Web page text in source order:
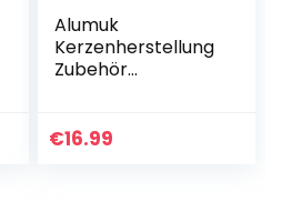
Alumuk
Kerzenherstellung
Zubehör
und 150 Stück
€16.99